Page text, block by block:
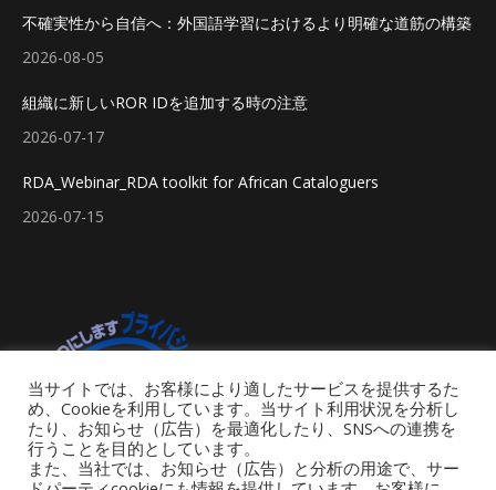
不確実性から自信へ：外国語学習におけるより明確な道筋の構築
2026-08-05
組織に新しいROR IDを追加する時の注意
2026-07-17
RDA_Webinar_RDA toolkit for African Cataloguers
2026-07-15
当サイトでは、お客様により適したサービスを提供するた
め、Cookieを利用しています。当サイト利用状況を分析し
たり、お知らせ（広告）を最適化したり、SNSへの連携を
行うことを目的としています。
また、当社では、お知らせ（広告）と分析の用途で、サー